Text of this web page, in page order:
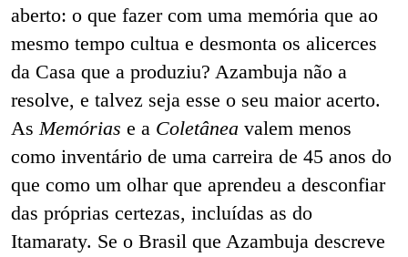
aberto: o que fazer com uma memória que ao
mesmo tempo cultua e desmonta os alicerces
da Casa que a produziu? Azambuja não a
resolve, e talvez seja esse o seu maior acerto.
AsMemórias e a Coletânea valem menos
como inventário de uma carreira de 45 anos do
que como um olhar que aprendeu a desconfiar
das próprias certezas, incluídas as do
Itamaraty. Se o Brasil que Azambuja descreve